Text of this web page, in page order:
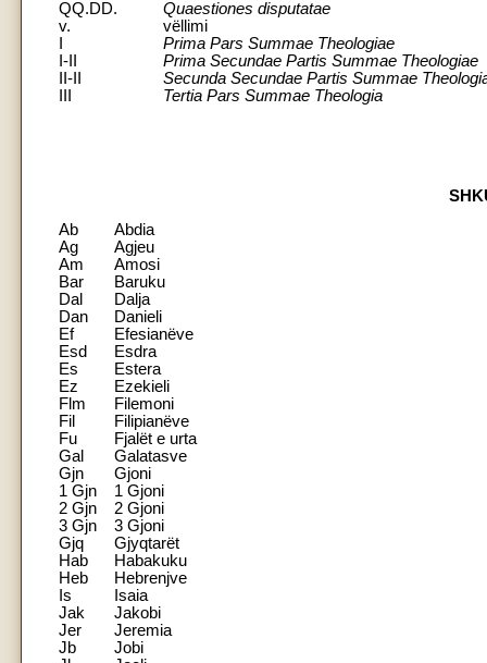
QQ.DD.
Quaestiones disputatae
v.
vëllimi
Prima Pars Summae Theologiae
I-II
Prima Secundae Partis Summae Theologiae
II-II
Secunda Secundae Partis Summae
Tertia Pars Summae Theologia
Ab
Abdia
Ag
Agjeu
Am
Amosi
Bar
Baruku
Dal
Dalja
Dan
Danieli
Ef
Efesianëve
Esd
Esdra
Es
Estera
Ez
Ezekieli
Flm
Filemoni
Fil
Filipianëve
Fu
Fjalët e urta
Gal
Galatasve
Gjn
Gjoni
1 Gjn
1 Gjoni
2 Gjn
2 Gjoni
3 Gjn
3 Gjoni
Gjq
Gjyqtarët
Hab
Habakuku
Heb
Hebrenjve
Is
Isaia
Jak
Jakobi
Jer
Jeremia
Jb
Jobi